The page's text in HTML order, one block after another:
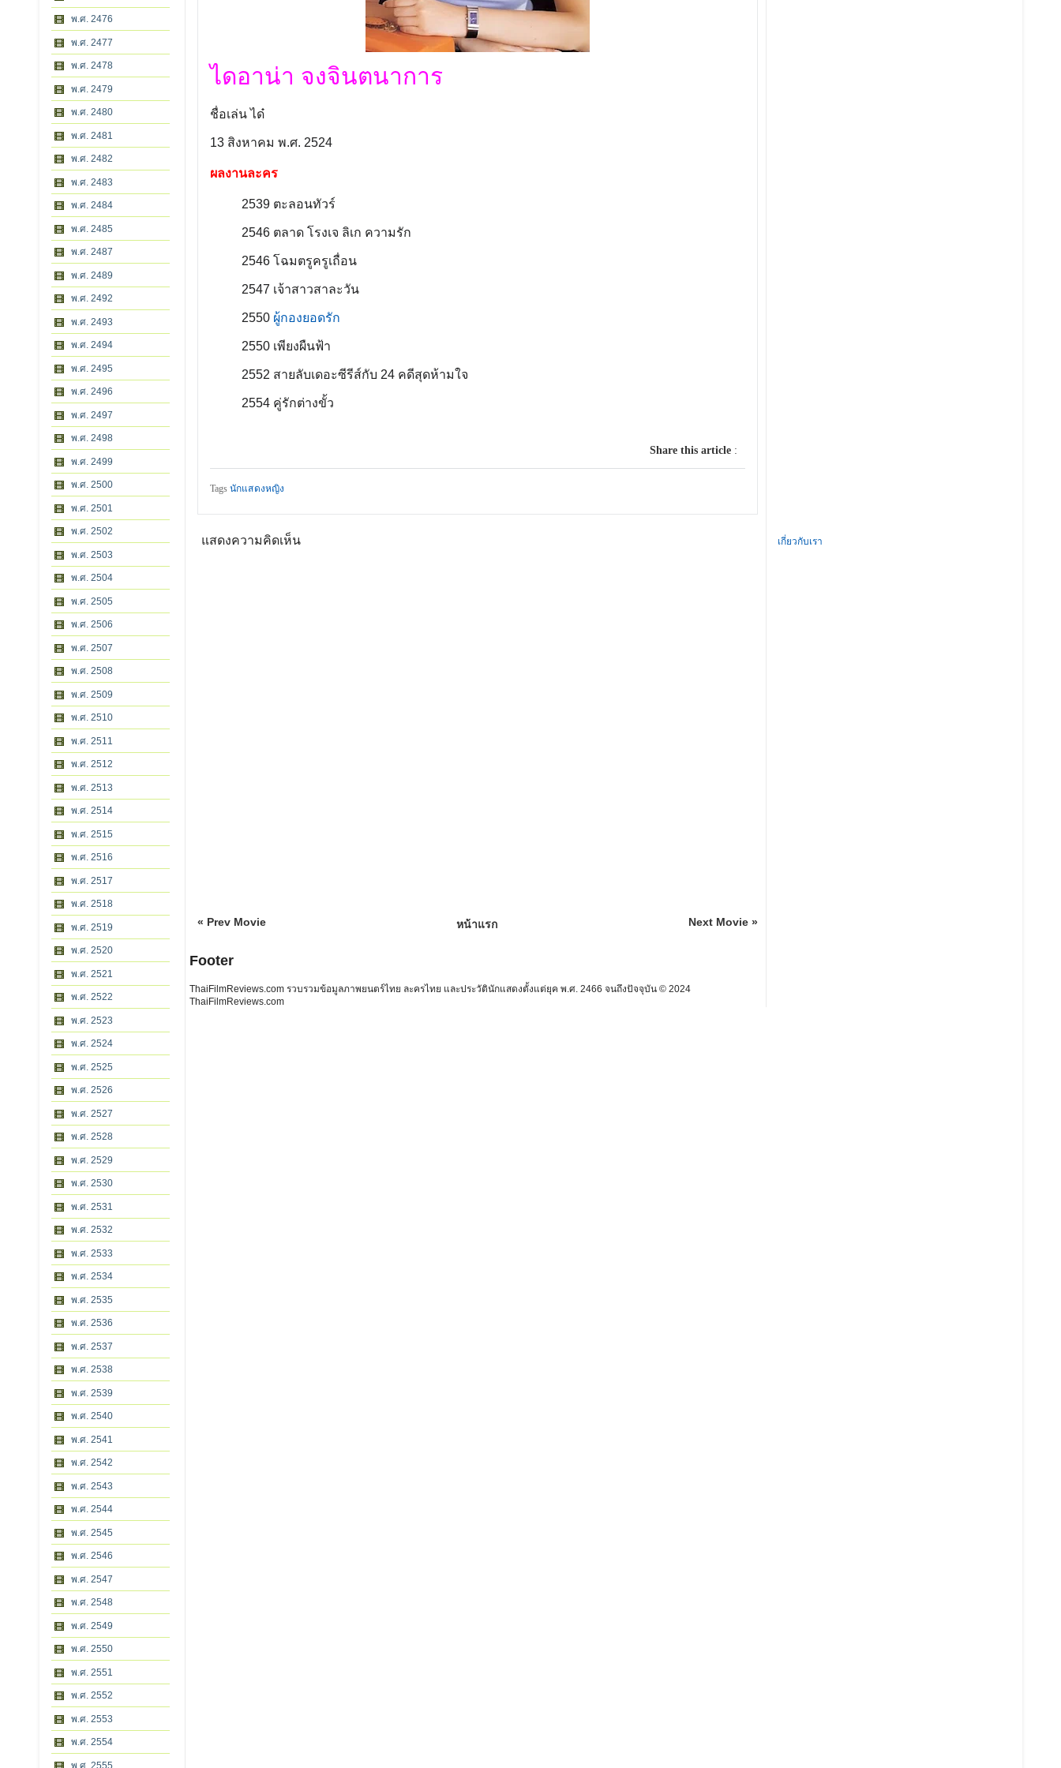
พ.ศ. 2476
พ.ศ. 2477
พ.ศ. 2478
พ.ศ. 2479
พ.ศ. 2480
พ.ศ. 2481
พ.ศ. 2482
พ.ศ. 2483
พ.ศ. 2484
พ.ศ. 2485
พ.ศ. 2487
พ.ศ. 2489
พ.ศ. 2492
พ.ศ. 2493
พ.ศ. 2494
พ.ศ. 2495
พ.ศ. 2496
พ.ศ. 2497
พ.ศ. 2498
พ.ศ. 2499
พ.ศ. 2500
พ.ศ. 2501
พ.ศ. 2502
พ.ศ. 2503
พ.ศ. 2504
พ.ศ. 2505
พ.ศ. 2506
พ.ศ. 2507
พ.ศ. 2508
พ.ศ. 2509
พ.ศ. 2510
พ.ศ. 2511
พ.ศ. 2512
พ.ศ. 2513
พ.ศ. 2514
พ.ศ. 2515
พ.ศ. 2516
พ.ศ. 2517
พ.ศ. 2518
พ.ศ. 2519
พ.ศ. 2520
พ.ศ. 2521
พ.ศ. 2522
พ.ศ. 2523
พ.ศ. 2524
พ.ศ. 2525
พ.ศ. 2526
พ.ศ. 2527
พ.ศ. 2528
พ.ศ. 2529
พ.ศ. 2530
พ.ศ. 2531
พ.ศ. 2532
พ.ศ. 2533
พ.ศ. 2534
พ.ศ. 2535
พ.ศ. 2536
พ.ศ. 2537
พ.ศ. 2538
พ.ศ. 2539
พ.ศ. 2540
พ.ศ. 2541
พ.ศ. 2542
พ.ศ. 2543
พ.ศ. 2544
พ.ศ. 2545
พ.ศ. 2546
พ.ศ. 2547
พ.ศ. 2548
พ.ศ. 2549
พ.ศ. 2550
พ.ศ. 2551
พ.ศ. 2552
พ.ศ. 2553
พ.ศ. 2554
พ.ศ. 2555
ไดอาน่า จงจินตนาการ
ชื่อเล่น ได๋
13 สิงหาคม พ.ศ. 2524
ผลงานละคร
2539 ตะลอนทัวร์
2546 ตลาด โรงเจ ลิเก ความรัก
2546 โฉมตรูครูเถื่อน
2547 เจ้าสาวสาละวัน
2550 ผู้กองยอดรัก
2550 เพียงผืนฟ้า
2552 สายลับเดอะซีรีส์กับ 24 คดีสุดห้ามใจ
2554 คู่รักต่างขั้ว
Share this article:
Tagsนักแสดงหญิง
แสดงความคิดเห็น
« Prev Movie Next Movie »
หน้าแรก
Footer
ThaiFilmReviews.com รวบรวมข้อมูลภาพยนตร์ไทย ละครไทย และประวัตินักแสดงตั้งแต่ยุค พ.ศ. 2466 จนถึงปัจจุบัน © 2024
ThaiFilmReviews.com
เกี่ยวกับเรา